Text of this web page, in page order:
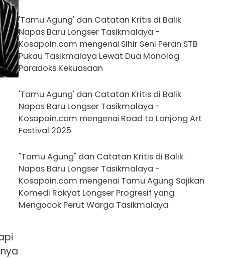
'Tamu Agung' dan Catatan Kritis di Balik
Napas Baru Longser Tasikmalaya -
Kosapoin.com mengenai Sihir Seni Peran STB
Pukau Tasikmalaya Lewat Dua Monolog
Paradoks Kekuasaan
'Tamu Agung' dan Catatan Kritis di Balik
Napas Baru Longser Tasikmalaya -
Kosapoin.com mengenai Road to Lanjong Art
Festival 2025
"Tamu Agung" dan Catatan Kritis di Balik
Napas Baru Longser Tasikmalaya -
Kosapoin.com mengenai Tamu Agung Sajikan
Komedi Rakyat Longser Progresif yang
Mengocok Perut Warga Tasikmalaya